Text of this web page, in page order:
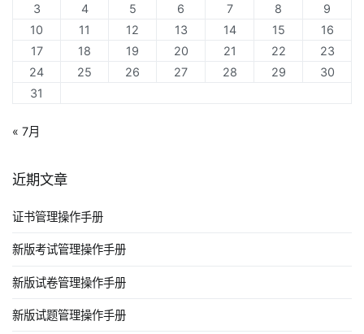
3
4 5 6 7 8
9
10
11 12 13 14 15
16
17
18 19 20 21 22
23
24
25 26 27 28 29
30
31
« 7月
近期文章
证书管理操作手册
新版考试管理操作手册
新版试卷管理操作手册
新版试题管理操作手册